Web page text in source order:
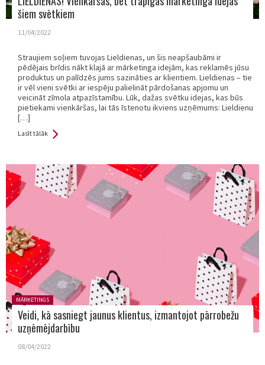
šiem svētkiem
11/04/2022
Straujiem soļiem tuvojas Lieldienas, un šis neapšaubāmi ir
pēdējais brīdis nākt klajā ar mārketinga idejām, kas reklamēs jūsu
produktus un palīdzēs jums sazināties ar klientiem. Lieldienas – tie
ir vēl vieni svētki ar iespēju palielināt pārdošanas apjomu un
veicināt zīmola atpazīstamību. Lūk, dažas svētku idejas, kas būs
pietiekami vienkāršas, lai tās īstenotu ikviens uzņēmums: Lieldienu
[…]
Lasīt tālāk
Posted in:
MĀRKETINGS
Veidi, kā sasniegt jaunus klientus, izmantojot pārrobežu
uzņēmējdarbību
08/04/2022